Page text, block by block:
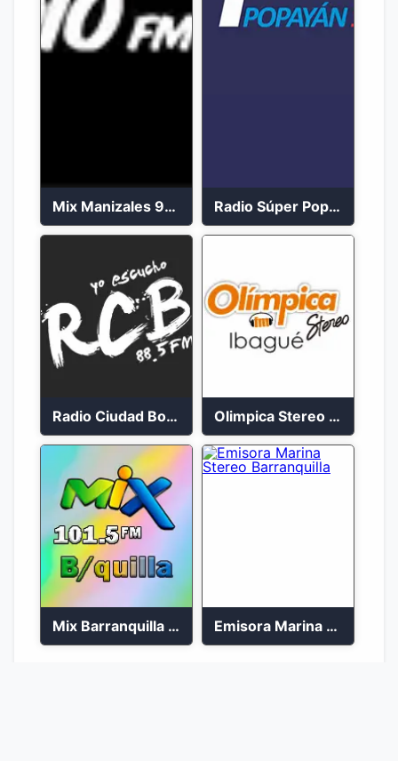
Mix Manizales 95.1 FM en Vivo Radio Súper Popayán en vivo 2023
Radio Ciudad Bolívar 88.5 FM Olimpica Stereo Ibagué 94.3 FM
Mix Barranquilla en vivo 103.9 FM Emisora Marina Stereo Barranquilla